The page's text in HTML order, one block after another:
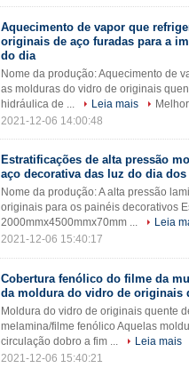
Aquecimento de vapor que
originais de aço furadas para a
do dia
Nome da produção: Aquecimento de
as molduras do vidro de originais
hidráulica de ...
Leia mais
2021-12-06 14:00:48
Estratificações de alta pressão
aço decorativa das luz do dia
Nome da produção: A alta pressão
originais para os painéis decorativos
2000mmx4500mmx70mm ...
Leia
2021-12-06 15:40:17
Cobertura fenólico do filme da
da moldura do vidro de originais
Moldura do vidro de originais quente
melamina/filme fenólico Aquelas
circulação dobro a fim ...
Leia mais
2021-12-06 15:40:21